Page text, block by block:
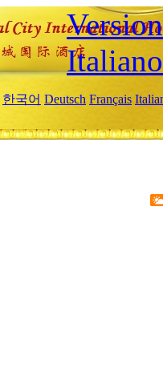
Italiano
한국어 Deutsch Français